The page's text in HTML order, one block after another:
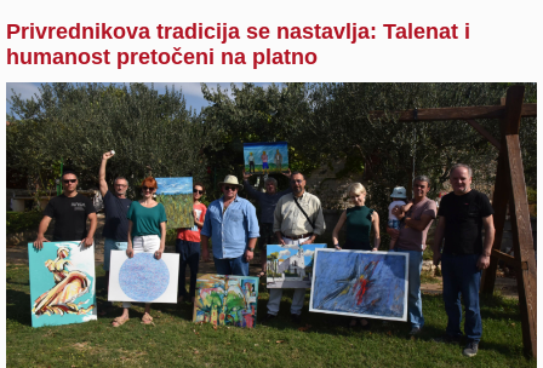
Privrednikova tradicija se nastavlja: Talenat i
humanost pretočeni na platno